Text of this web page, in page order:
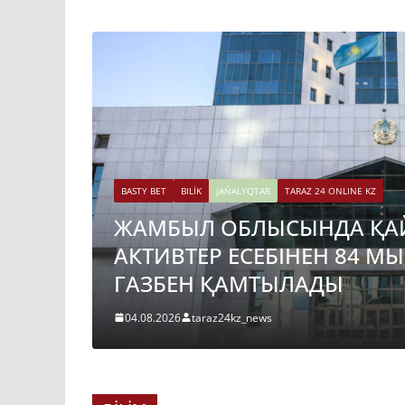
BASTY BET BILİK JAŃALYQTAR TARAZ 24 ONLINE KZ
ЖАМБЫЛ ОБЛЫСЫНДА
АКТИВТЕР ЕСЕБІНЕН 84
ГАЗБЕН ҚАМТЫЛАДЫ
04.08.2026 taraz24kz_news
BASTY BET
TARAZ 24 ONLINE KZ